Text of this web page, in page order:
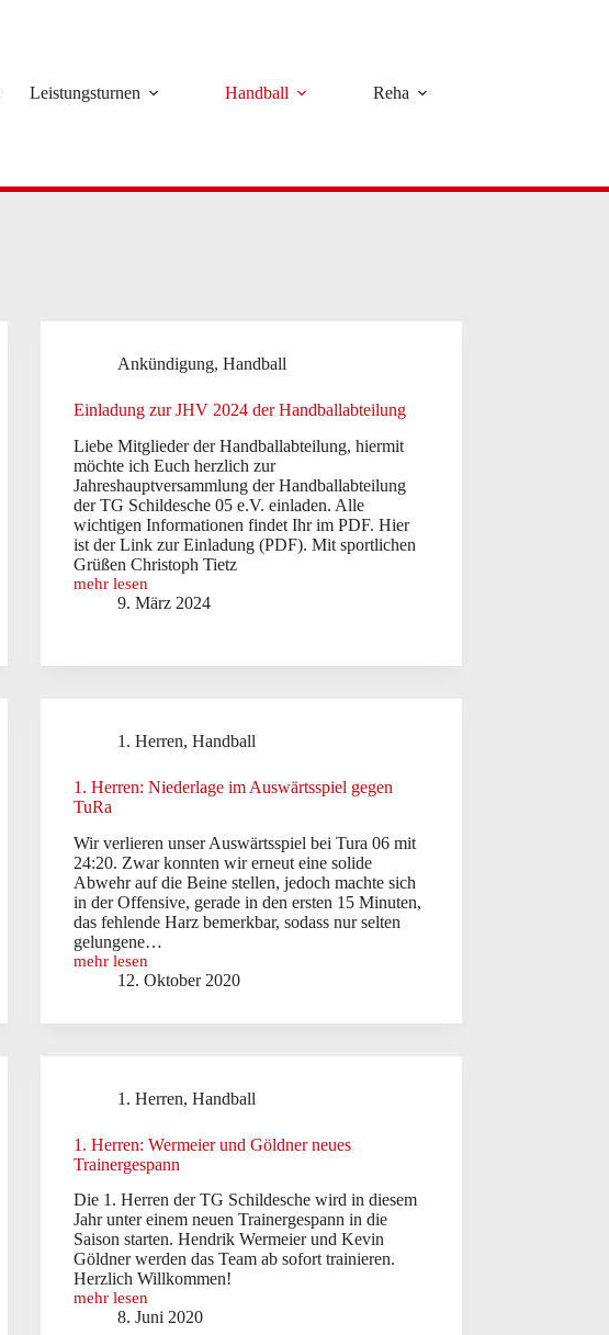
Leistungsturnen Handball Reha
Ankündigung,Handball
Einladung zur JHV 2024 der Handballabteilung
Liebe Mitglieder der Handballabteilung, hiermit
möchte ich Euch herzlich zur
Jahreshauptversammlung der Handballabteilung
der TG Schildesche 05 e.V. einladen. Alle
wichtigen Informationen findet Ihr im PDF. Hier
ist der Link zur Einladung (PDF). Mit sportlichen
Grüßen Christoph Tietz
mehr lesen
Einladung
der
9. März 2024
1. Herren,Handball
1. Herren: Niederlage im Auswärtsspiel gegen
TuRa
Wir verlieren unser Auswärtsspiel bei Tura 06 mit
24:20. Zwar konnten wir erneut eine solide
Abwehr auf die Beine stellen, jedoch machte sich
in der Offensive, gerade in den ersten 15 Minuten,
das fehlende Harz bemerkbar, sodass nur selten
gelungene…
mehr lesen
1.
Herren:
im
12. Oktober 2020
1. Herren,Handball
1. Herren: Wermeier und Göldner neues
Trainergespann
Die 1. Herren der TG Schildesche wird in diesem
Jahr unter einem neuen Trainergespann in die
Saison starten. Hendrik Wermeier und Kevin
Göldner werden das Team ab sofort trainieren.
Herzlich Willkommen!
mehr lesen
1.
Herren:8. Juni 2020